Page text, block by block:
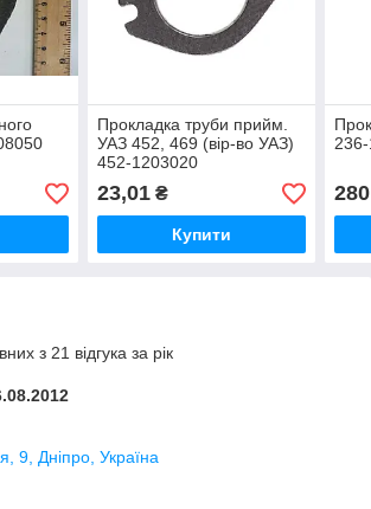
Прокладка труби прийм.
УАЗ 452, 469 (вір-во УАЗ)
452-1203020
23,01₴
Купити
236-
280
з 21 відгука за рік
9, Дніпро, Україна